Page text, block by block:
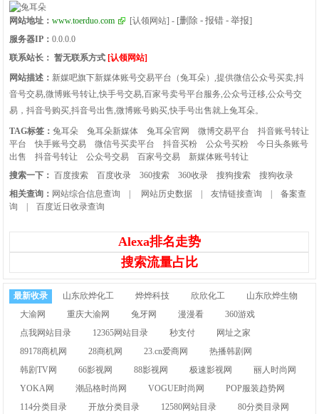
网站地址：www.toerduo.com [认领网站] - [删除 - 报错 - 举报]
服务器IP：0.0.0.0
联系站长： 暂无联系方式 [认领网站]
网站描述： 新媒吧旗下新媒体账号交易平台（兔耳朵）,提供微信公众号买卖,抖
音号交易,微博账号转让,快手号交易,百家号卖号平台服务,公众号迁移,公众号交
易，抖音号购买,抖音号出售,微博账号购买,快手号出售就上兔耳朵。
TAG标签：兔耳朵 兔耳朵新媒体 兔耳朵官网 微博交易平台
抖音账号转让
平台
快手账号交易 微信号买卖平台 抖音买粉 公众号买粉
今日头条账号
出售
抖音号转让 公众号交易 百家号交易
新媒体账号转让
搜索一下： 百度搜索 百度收录 360搜索 360收录 搜狗搜索
搜狗收录
相关查询： 网站综合信息查询 网站历史数据 |友情链接查询 |备案查
询
|百度近日收录查询
Alexa排名走势
搜索流量占比
最新收录 山东欣烨化工 烨烨科技 欣欣化工
山东欣烨生物
大渝网
重庆大渝网 兔牙网 漫漫看
360游戏
点我网站目录
12365网站目录 秒支付
网址之家
89178商机网
28商机网 23.cn爱商网
热播韩剧网
韩剧TV网
66影视网 88影视网 极速影视网
丽人时尚网
YOKA网
潮品格时尚网 VOGUE时尚网
POP服装趋势网
114分类目录
开放分类目录 12580网站目录 80分类目录网